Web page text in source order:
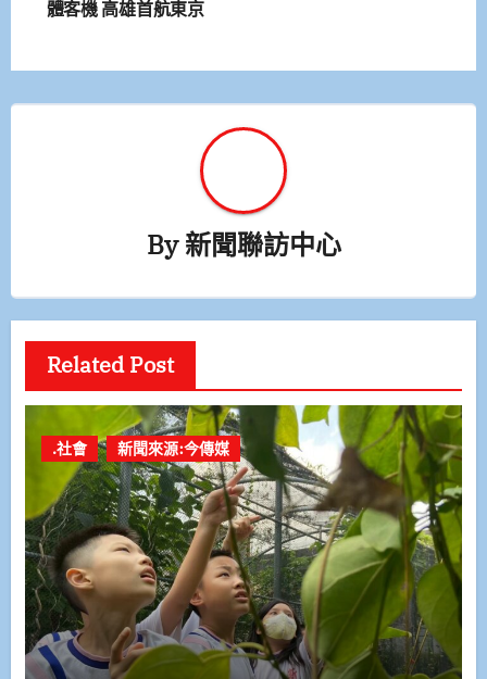
體客機 高雄首航東京
By新聞聯訪中心
Related Post
.社會 新聞來源:今傳媒